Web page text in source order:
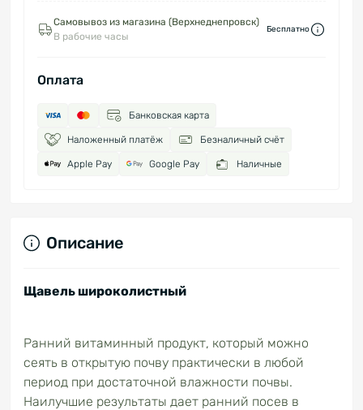
Самовывоз из магазина (Верхнеднепровск)
В рабочие часы
Бесплатно
Оплата
Банковская карта
Наложенный платёж Безналичный счёт
Apple Pay Google Pay Наличные
Описание
Щавель широколистный
Ранний витаминный продукт, который можно
сеять в открытую почву практически в любой
период при достаточной влажности почвы.
Наилучшие результаты дает ранний посев в